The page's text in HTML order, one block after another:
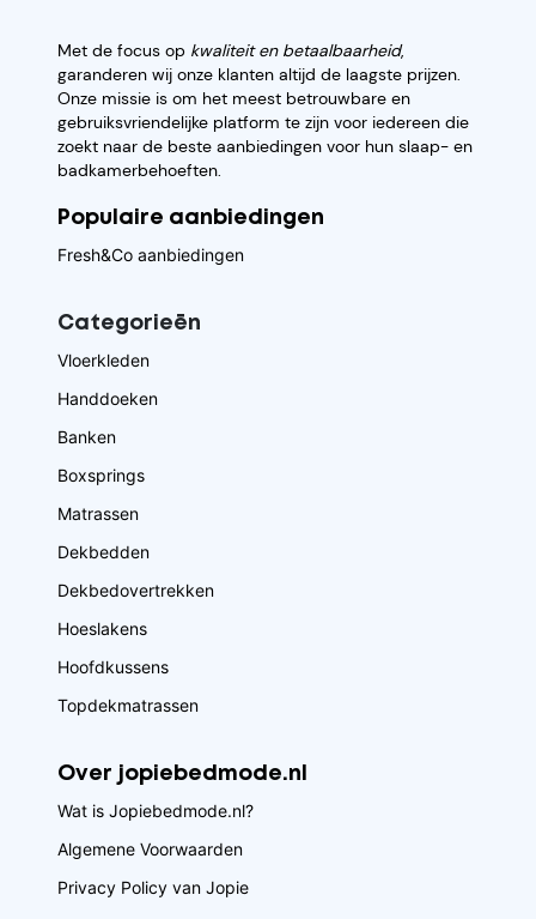
Met de focus op kwaliteit en betaalbaarheid,
garanderen wij onze klanten altijd de laagste prijzen.
Onze missie is om het meest betrouwbare en
gebruiksvriendelijke platform te zijn voor iedereen die
zoekt naar de beste aanbiedingen voor hun slaap- en
badkamerbehoeften.
Populaire aanbiedingen
Fresh&Co aanbiedingen
Categorieēn
Vloerkleden
Handdoeken
Banken
Boxsprings
Matrassen
Dekbedden
Dekbedovertrekken
Hoeslakens
Hoofdkussens
Topdekmatrassen
Over jopiebedmode.nl
Wat is Jopiebedmode.nl?
Algemene Voorwaarden
Privacy Policy van Jopie